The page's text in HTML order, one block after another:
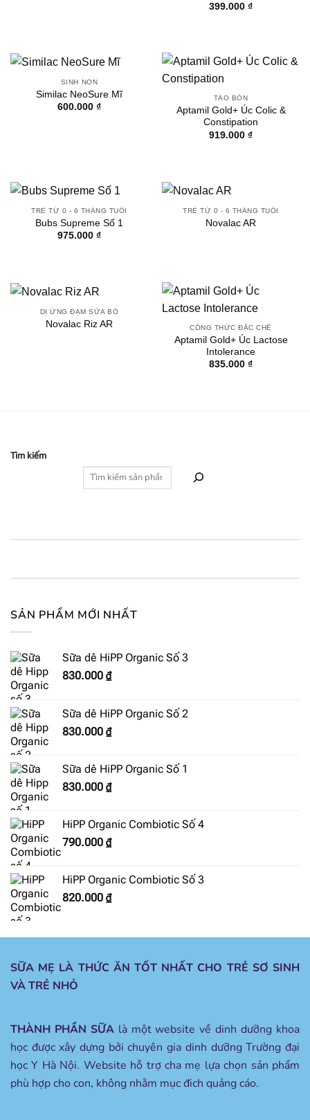
399.000 ₫
SINH NON
Similac NeoSure Mĩ
600.000 ₫
TÁO BÓN
Aptamil Gold+ Úc Colic &
Constipation
919.000 ₫
TRẺ TỪ 0 - 6 THÁNG TUỔI
Bubs Supreme Số 1
975.000 ₫
TRẺ TỪ 0 - 6 THÁNG TUỔI
Novalac AR
DỊ ỨNG ĐẠM SỮA BÒ
Novalac Riz AR CÔNG THỨC ĐẶC CHẾ
Aptamil Gold+ Úc Lactose
Intolerance
835.000 ₫
Tìm kiếm
SẢN PHẨM MỚI NHẤT
Sữa dê HiPP Organic Số 3
830.000 ₫
Sữa dê HiPP Organic Số 2
830.000 ₫
Sữa dê HiPP Organic Số 1
830.000 ₫
HiPP Organic Combiotic Số 4
790.000 ₫
HiPP Organic Combiotic Số 3
820.000 ₫
SỮA MẸ LÀ THỨC ĂN TỐT NHẤT CHO TRẺ SƠ SINH
VÀ TRẺ NHỎ
THÀNH PHẦN SỮA là một website về dinh dưỡng khoa
học được xây dựng bởi chuyên gia dinh dưỡng Trường đại
học Y Hà Nội. Website hỗ trợ cha mẹ lựa chọn sản phẩm
phù hợp cho con, không nhằm mục đich quảng cáo.